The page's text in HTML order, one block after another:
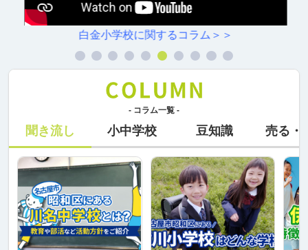
白金小学校に関するコラム＞＞
- コラム一覧 -
聞き流し 小中学校 豆知識 売る・